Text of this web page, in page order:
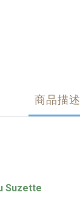
商品描述
Suzette